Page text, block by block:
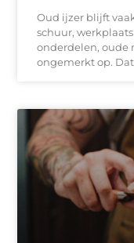
Oud ijzer blijft
schuur,
onderdelen, oude
ongemerkt op. Dat